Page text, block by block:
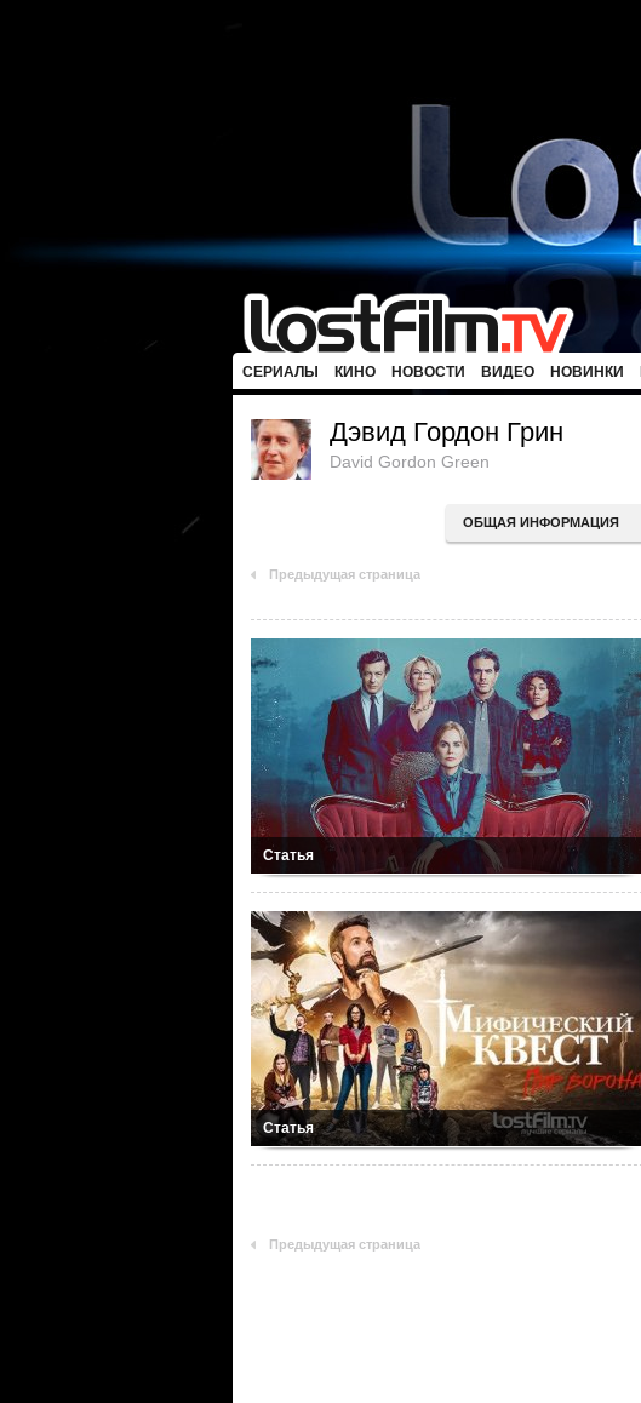
СЕРИАЛЫ КИНО НОВОСТИ ВИДЕО НОВИНКИ
Дэвид Гордон Грин
David Gordon Green
ОБЩАЯ ИНФОРМАЦИЯ
Предыдущая страница
Статья
Статья
Предыдущая страница